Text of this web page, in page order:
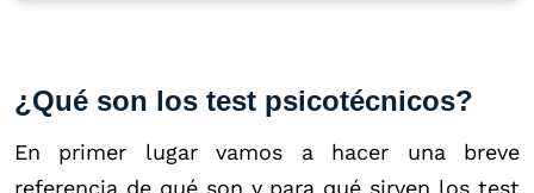
¿Qué son los test psicotécnicos?
En primer lugar vamos a hacer una breve
referencia de qué son y para qué sirven los test